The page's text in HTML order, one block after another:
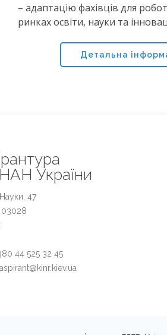
– адаптацію фахівців для
ринках освіти, науки та
Детальна
України
47
03028
44 525 32 45
aspirant@kinr.kiev.ua